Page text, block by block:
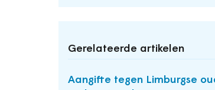
Gerelateerde artikelen
Aangifte tegen Limburgse